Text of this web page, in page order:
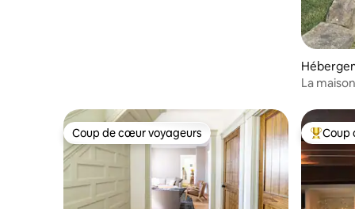
La
Coup de cœur voyageurs
Coup de cœur voyageurs Coups
Coup